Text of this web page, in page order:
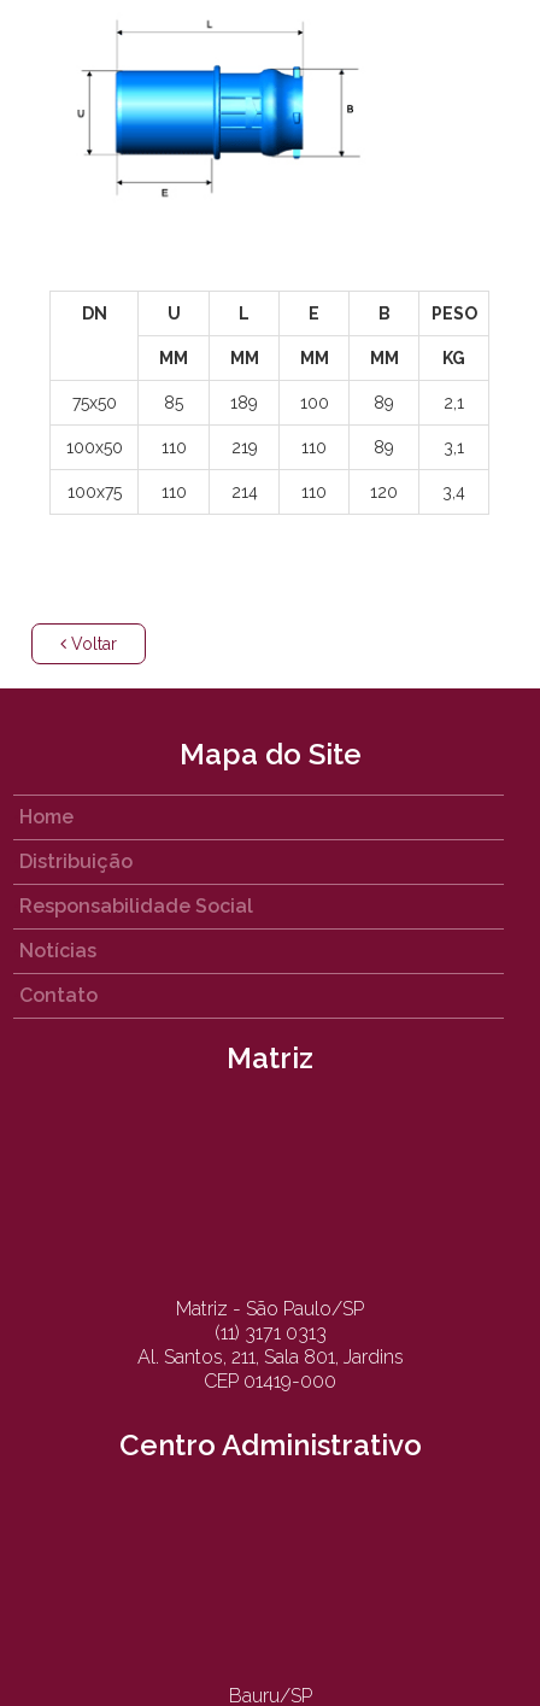
DN U L E B PESO
MM MM MM MM KG
75x50 85 189 100 89 2,1
100x50 110 219 110 89 3,1
100x75 110 214 110 120 3,4
Voltar
Mapa do Site
Home
Distribuição
Responsabilidade Social
Notícias
Contato
Matriz
Matriz - São Paulo/SP
(11) 3171 0313
Al. Santos, 211, Sala 801, Jardins
CEP 01419-000
Centro Administrativo
Bauru/SP